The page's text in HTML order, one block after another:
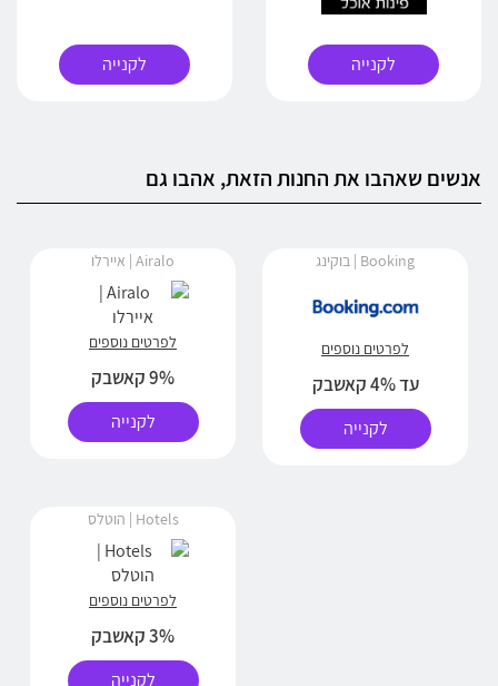
לקנייה לקנייה
אנשים שאהבו את החנות הזאת, אהבו גם
Booking | בוקינג
לפרטים נוספים
עד 4% קאשבק
לקנייה
Airalo | איירלו
לפרטים נוספים
9% קאשבק
לקנייה
Hotels | הוטלס
לפרטים נוספים
3% קאשבק
לקנייה